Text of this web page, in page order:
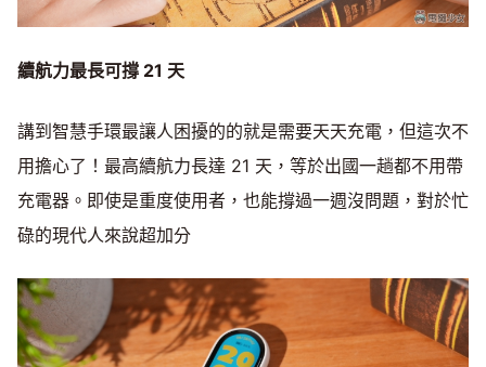
續航力最長可撐 21 天
講到智慧手環最讓人困擾的的就是需要天天充電，但這次不
用擔心了！最高續航力長達 21 天，等於出國一趟都不用帶
充電器。即使是重度使用者，也能撐過一週沒問題，對於忙
碌的現代人來說超加分